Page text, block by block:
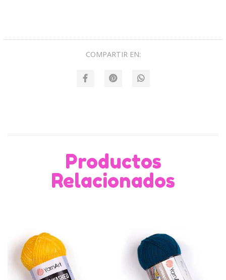
COMPARTIR EN:
Productos
Relacionados